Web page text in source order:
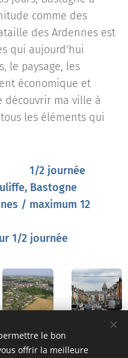
comme des
des Ardennes est
qui aujourd'hui
le paysage, les
économique et
découvrir ma ville à
les éléments qui
1/2 journée
Bastogne
/ maximum 12
1/2 journée
le bon
offrir la meilleure